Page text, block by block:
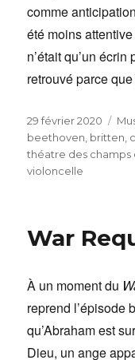
comme
été moins
n’était qu’un
retrouvé parce
Publié
le
29 février 2020
beethoven, britten,
théatre des champs
violoncelle
War
À un moment du
reprend l’épisode
qu’Abraham est
Dieu, un ange